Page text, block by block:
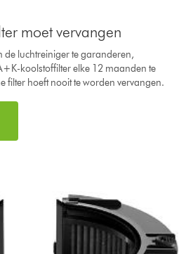
moet vervangen
de luchtreiniger te garanderen,
koolstoffilter elke 12 maanden te
filter hoeft nooit te worden vervangen.